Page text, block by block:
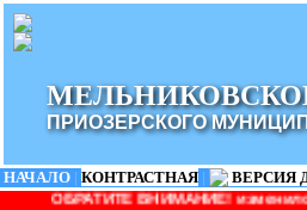
ПРИОЗЕРСКОГО
НАЧАЛО | КОНТРАСТНАЯ |
ВЕРСИЯ
ВНИМАНИЕ! изменилось